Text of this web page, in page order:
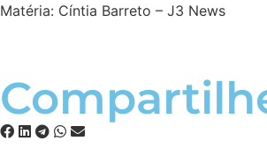
Matéria: Cíntia Barreto – J3 News